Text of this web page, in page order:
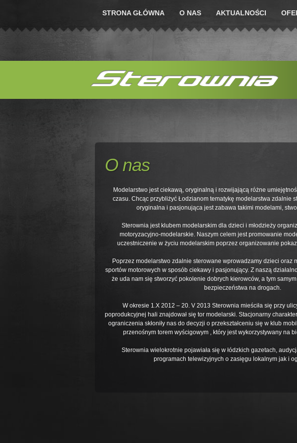
STRONA GŁÓWNA O NAS AKTUALNOŚCI
O nas
Modelarstwo jest ciekawą, oryginalną i rozwijającą różne
czasu. Chcąc przybliżyć Łodzianom tematykę modelarstwa zdalnie
oryginalna i pasjonująca jest zabawa takimi modelami,
Sterownia jest klubem modelarskim dla dzieci i młodzieży
motoryzacyjno-modelarskie. Naszym celem jest promowanie
uczestniczenie w życiu modelarskim poprzez organizowanie
Poprzez modelarstwo zdalnie sterowane wprowadzamy dzieci oraz
sportów motorowych w sposób ciekawy i pasjonujący. Z naszą
że uda nam się stworzyć pokolenie dobrych kierowców, a tym
bezpieczeństwa na drogach.
W okresie 1.X 2012 – 20. V 2013 Sterownia mieściła się przy
poprodukcyjnej hali znajdował się tor modelarski. Stacjonarny
ograniczenia skłoniły nas do decyzji o przekształceniu się w klub
przenośnym torem wyścigowym , który jest wykorzystywany na
Sterownia wielokrotnie pojawiała się w łódzkich gazetach,
programach telewizyjnych o zasięgu lokalnym jak i